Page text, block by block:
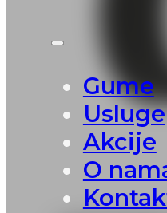
Gume
Usluge
Akcije
O